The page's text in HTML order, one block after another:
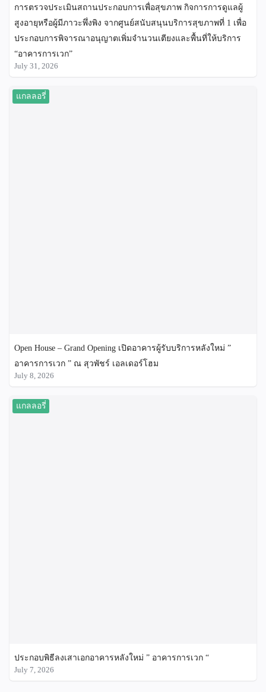
การตรวจประเมินสถานประกอบการเพื่อสุขภาพ กิจการการดูแลผู้
สูงอายุหรือผู้มีภาวะพึ่งพิง จากศูนย์สนับสนุนบริการสุขภาพที่ 1 เพื่อ
ประกอบการพิจารณาอนุญาตเพิ่มจำนวนเตียงและพื้นที่ให้บริการ
“อาคารการเวก”
July 31, 2026
แกลลอรี่
Open House – Grand Opening เปิดอาคารผู้รับบริการหลังใหม่ ”
อาคารการเวก ” ณ สุวพัชร์ เอลเดอร์โฮม
July 8, 2026
แกลลอรี่
ประกอบพิธีลงเสาเอกอาคารหลังใหม่ ” อาคารการเวก “
July 7, 2026